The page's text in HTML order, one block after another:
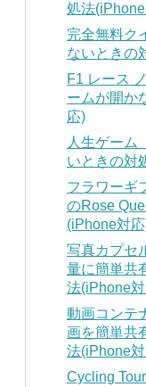
処法
完全無料ク
ないときの
F1 レース
ームが開か
応)
人生ゲー
いときの対
フラワーギ
のRose
(iPhone対
写真カプセ
量に簡単共
法(iPhone
動画コンテ
画を簡単共
法(iPhone
Cycling